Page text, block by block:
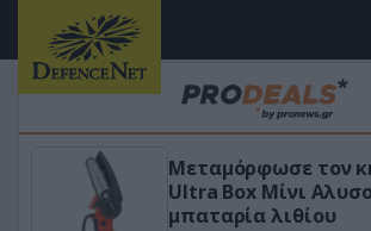
«Μαγική» φόρμουλα
για αύξηση της